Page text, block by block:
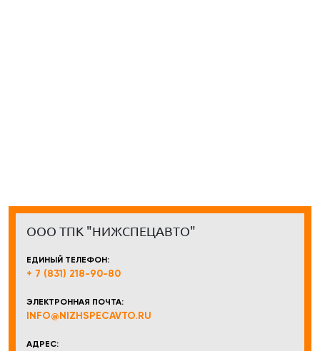
ООО ТПК "НИЖСПЕЦАВТО"
ЕДИНЫЙ ТЕЛЕФОН:
+ 7 (831) 218-90-80
ЭЛЕКТРОННАЯ ПОЧТА:
INFO@NIZHSPECAVTO.RU
АДРЕС: